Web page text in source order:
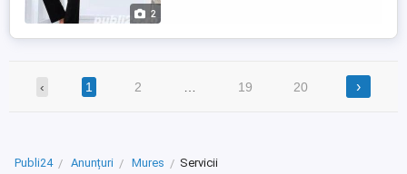
2
‹ 1 2 19 20 ›
Publi24 Anunțuri Mures Servicii